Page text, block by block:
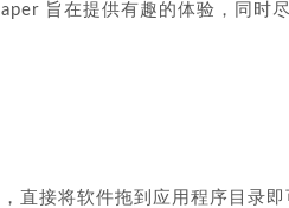
旨在提供有趣的体验，同时
直接将软件拖到应用程序目录即